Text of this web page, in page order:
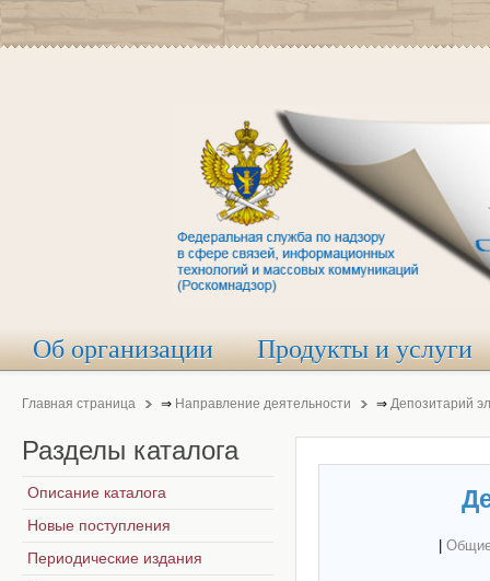
Об организации Продукты и услуги
Главная страница ⇒ Направление деятельности ⇒ Депозитарий
Разделы каталога
Описание каталога
Новые поступления
Периодические издания